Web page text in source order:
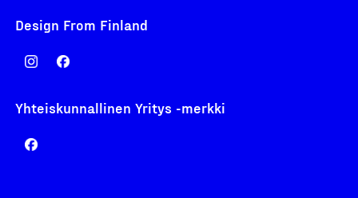
Design From Finland
Yhteiskunnallinen Yritys -merkki